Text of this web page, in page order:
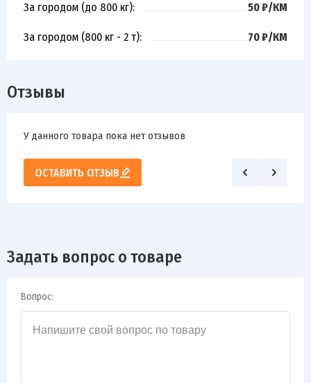
За городом (до 800 кг): 50 ₽/КМ
За городом (800 кг - 2 т): 70 ₽/КМ
Отзывы
У данного товара пока нет отзывов
ОСТАВИТЬ ОТЗЫВ
Задать вопрос о товаре
Вопрос: